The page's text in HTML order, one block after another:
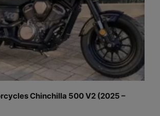
Chinchilla 500 V2 (2025 –